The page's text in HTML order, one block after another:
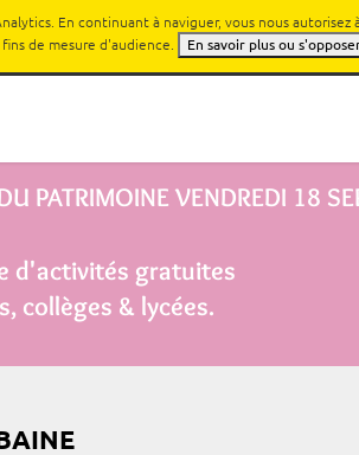
PATRIMOINE VENDREDI 18
d'activités gratuites
collèges & lycées.
En continuant à naviguer, vous nous autorisez
fins de mesure d'audience.
En savoir plus ou